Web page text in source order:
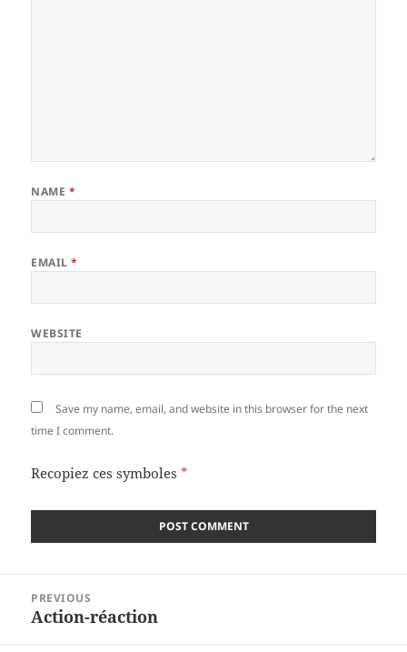
NAME *
EMAIL*
WEBSITE
Save my name, email, and website in this browser for the next
time I comment.
Recopiez ces symboles *
navigation
PREVIOUS
Previous
Action-réaction